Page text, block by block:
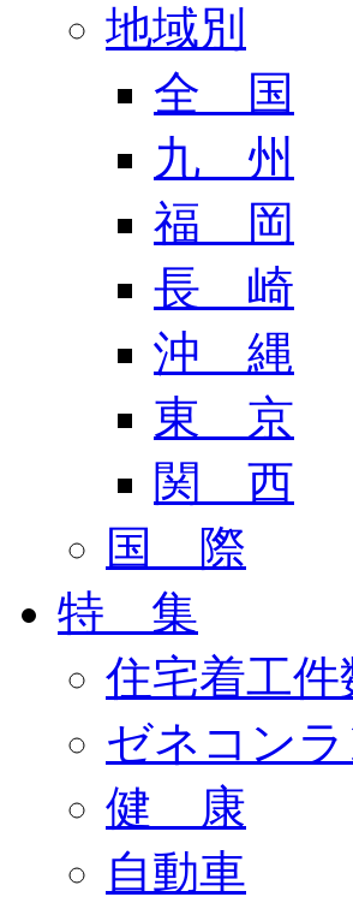
地域別
全 国
九 州
福 岡
長 崎
沖 縄
東 京
関 西
国 際
特 集
住宅着工件
ゼネコン
健 康
自動車